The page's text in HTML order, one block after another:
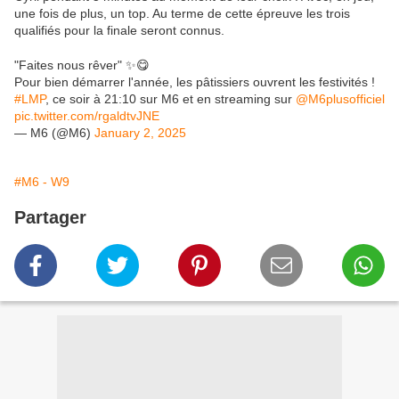
une fois de plus, un top. Au terme de cette épreuve les trois
qualifiés pour la finale seront connus.
"Faites nous rêver" ✨😋
Pour bien démarrer l'année, les pâtissiers ouvrent les festivités !
#LMP, ce soir à 21:10 sur M6 et en streaming sur @M6plusofficiel
pic.twitter.com/rgaldtvJNE
— M6 (@M6) January 2, 2025
#M6 - W9
Partager